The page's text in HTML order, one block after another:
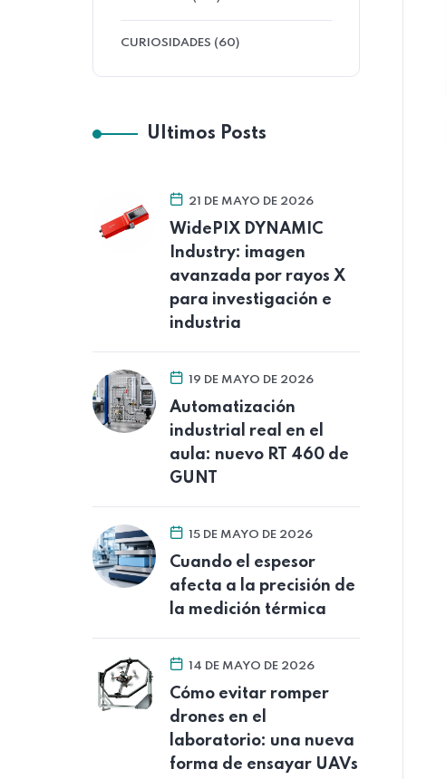
CURIOSIDADES (60)
Ultimos Posts
21 DE MAYO DE 2026
WidePIX DYNAMIC
Industry: imagen
avanzada por rayos X
para investigación e
industria
19 DE MAYO DE 2026
Automatización
industrial real en el
aula: nuevo RT 460 de
GUNT
15 DE MAYO DE 2026
Cuando el espesor
afecta a la precisión de
la medición térmica
14 DE MAYO DE 2026
Cómo evitar romper
drones en el
laboratorio: una nueva
forma de ensayar UAVs